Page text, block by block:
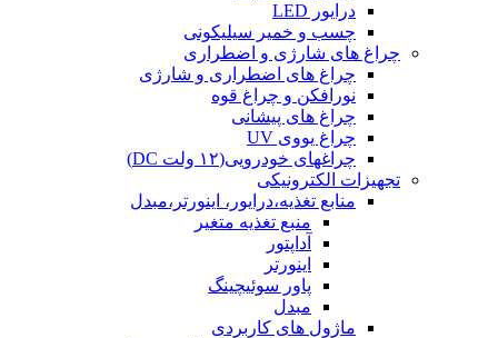
درایور LED
چسب و خمیر سیلیکونی
چراغ های شارژی و اضطراری
چراغ های اضطراری و شارژی
نورافکن و چراغ قوه
چراغ های پیشانی
چراغ یووی UV
چراغهای خودرویی(۱۲ ولت DC)
تجهیزات الکترونیکی
منابع تغذیه،درایور، اینورتر،مبدل
منبع تغذیه متغیر
آداپتور
اینورتر
پاور سوئیچینگ
مبدل
ماژول های کاربردی